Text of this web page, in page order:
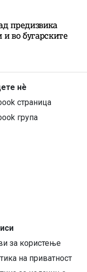
предизвика
и во бугарските
нѐ
страница
група
за користење
на приватност